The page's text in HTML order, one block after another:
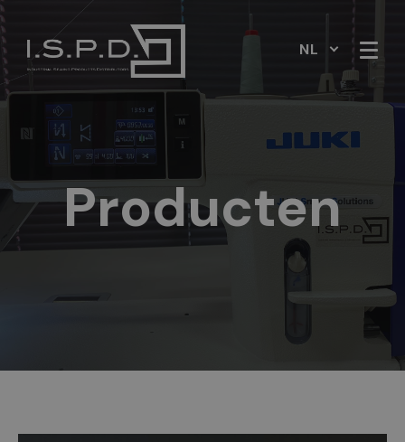
NL
Producten